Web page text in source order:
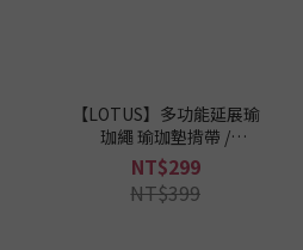
【LOTUS】多功能延展瑜
珈繩 瑜珈墊揹帶 /
170x3.8cm 伸展帶
NT$299
NT$399